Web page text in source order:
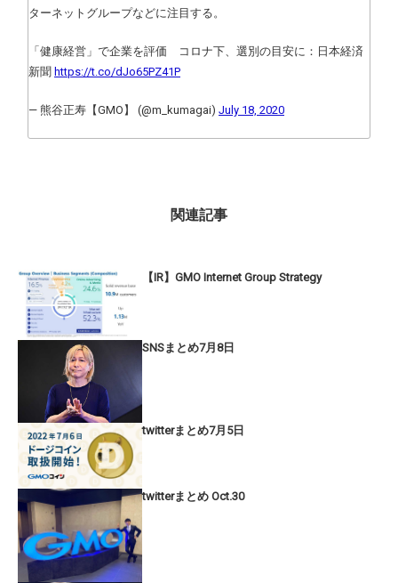
ターネットグループなどに注目する。
「健康経営」で企業を評価 コロナ下、選別の目安に：日本経済
新聞 https://t.co/dJo65PZ41P
— 熊谷正寿【GMO】 (@m_kumagai) July 18, 2020
関連記事
【IR】GMO Internet Group Strategy
SNSまとめ7月8日
twitterまとめ7月5日
twitterまとめ Oct.30